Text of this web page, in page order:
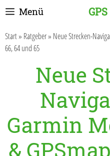
Zum
springen
Menü
Start» Ratgeber» Neue Strecken-
66, 64 und 65
Neue
Garmin
&